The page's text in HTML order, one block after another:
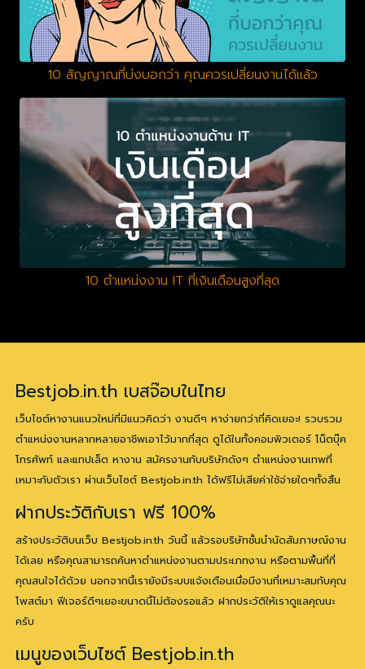
10 สัญญาณที่บ่งบอกว่า คุณควรเปลี่ยนงานได้แล้ว
10 ตำแหน่งงาน IT ที่เงินเดือนสูงที่สุด
Bestjob.in.th เบสจ๊อบในไทย
เว็บไซต์หางานแนวใหม่ที่มีแนวคิดว่า งานดีๆ หาง่ายกว่าที่คิดเยอะ! รวบรวม
ตำแหน่งงานหลากหลายอาชีพเอาไว้มากที่สุด ดูได้ในทั้งคอมพิวเตอร์ โน็ตบุ๊ค
โทรศัพท์ และแทปเล็ต หางาน สมัครงานกับบริษัทดังๆ ตำแหน่งงานเทพที่
เหมาะกับตัวเรา ผ่านเว็บไซต์ Bestjob.in.th ได้ฟรีไม่เสียค่าใช้จ่ายใดๆทั้งสิ้น
ฝากประวัติกับเรา ฟรี 100%
สร้างประวัติบนเว็บ Bestjob.in.th วันนี้ แล้วรอบริษัทชั้นนำนัดสัมภาษณ์งาน
ได้เลย หรือคุณสามารถค้นหาตำแหน่งงานตามประเภทงาน หรือตามพื้นที่ที่
คุณสนใจได้ด้วย นอกจากนี้เรายังมีระบบแจ้งเตือนเมื่อมีงานที่เหมาะสมกับคุณ
โพสต์มา ฟีเจอร์ดีๆเยอะขนาดนี้ไม่ต้องรอแล้ว ฝากประวัติให้เราดูแลคุณนะ
ครับ
เมนูของเว็บไซต์ Bestjob.in.th